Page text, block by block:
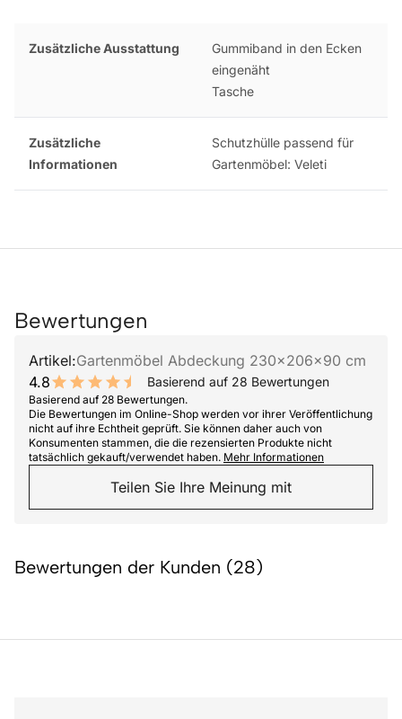
Zusätzliche Ausstattung
Gummiband in den Ecken
eingenäht
Tasche
Zusätzliche
Informationen
Schutzhülle passend für
Gartenmöbel: Veleti
Bewertungen
Artikel:Gartenmöbel Abdeckung 230x206x90 cm
4.8
9.6 out of 10 stars
Basierend auf 28 Bewertungen
Basierend auf 28 Bewertungen.
Die Bewertungen im Online-Shop werden vor ihrer Veröffentlichung
nicht auf ihre Echtheit geprüft. Sie können daher auch von
Konsumenten stammen, die die rezensierten Produkte nicht
tatsächlich gekauft/verwendet haben. Mehr Informationen
Teilen Sie Ihre Meinung mit
Bewertungen der Kunden (28)